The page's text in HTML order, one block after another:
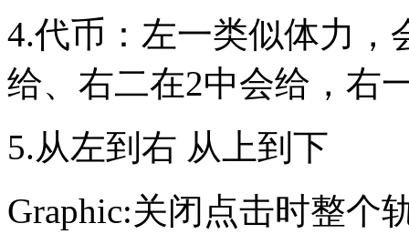
4.代币：左一类似体力，
给、右二在2中会给，右
5.从左到右 从上到下
Graphic:关闭点击时整个